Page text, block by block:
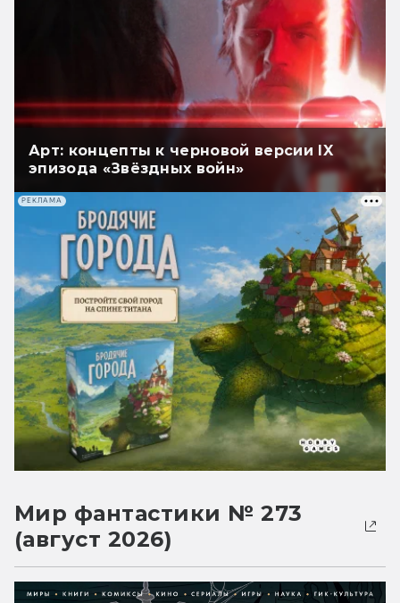
Арт: концепты к черновой версии IX
эпизода «Звёздных войн»
РЕКЛАМА
Мир фантастики № 273
(август 2026)